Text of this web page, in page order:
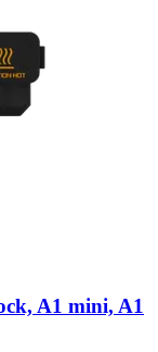
A1 mini, A1